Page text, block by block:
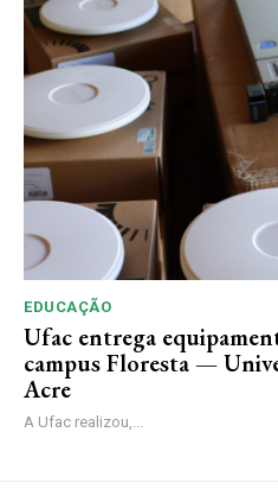
EDUCAÇÃO
Ufac entrega
campus Floresta —
Acre
A Ufac realizou,...